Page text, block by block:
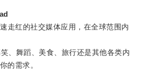
红的社交媒体应用，在全球范围内
舞蹈、美食、旅行还是其他各类内
的需求。